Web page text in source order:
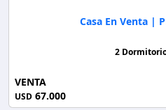
Casa En Venta |
2
VENTA
USD 67.000